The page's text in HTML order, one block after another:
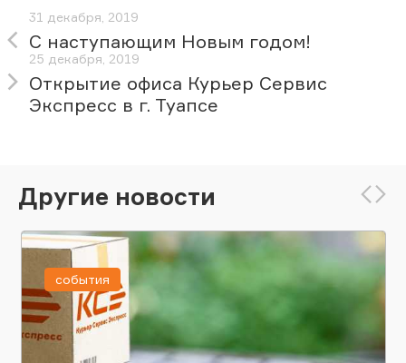
31 декабря, 2019
С наступающим Новым годом!
25 декабря, 2019
Открытие офиса Курьер Сервис
Экспресс в г. Туапсе
Другие новости
события